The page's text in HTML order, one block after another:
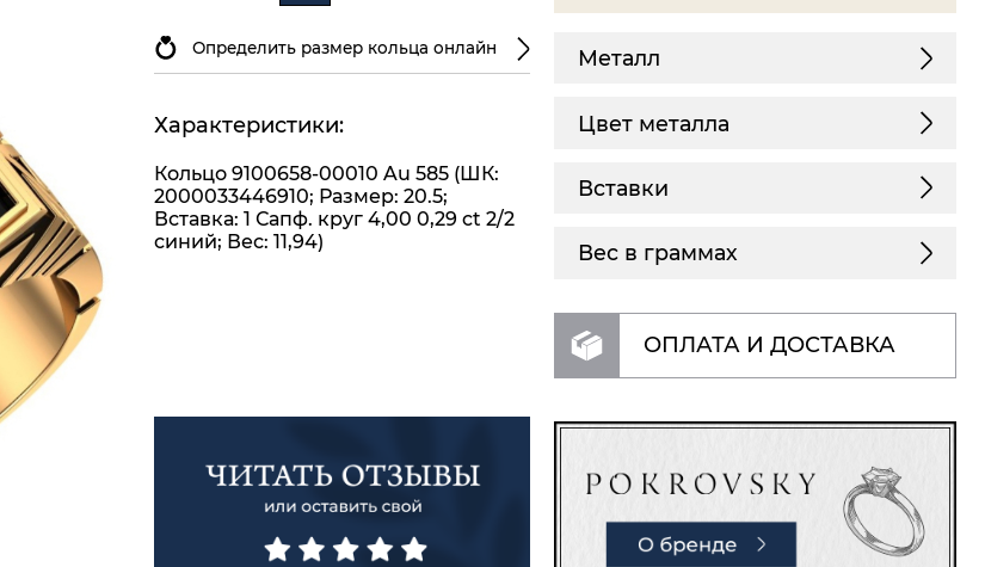
Определить размер кольца онлайн
Характеристики:
Кольцо 9100658-00010 Au 585 (ШК:
2000033446910; Размер: 20.5;
Вставка: 1 Сапф. круг 4,00 0,29 ct 2/2
синий; Вес: 11,94)
Металл
Цвет металла
Вставки
Вес в граммах
ОПЛАТА И ДОСТАВКА